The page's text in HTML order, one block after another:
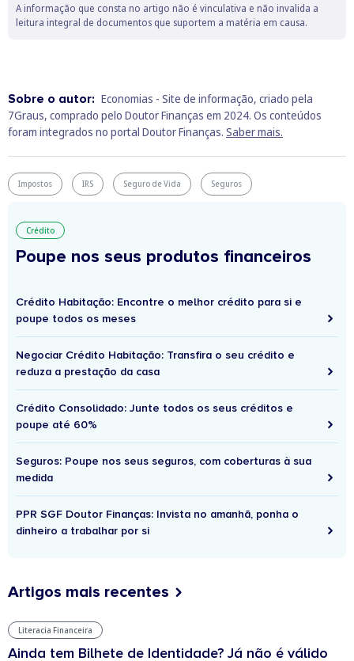
A informação que consta no artigo não é vinculativa e não invalida a
leitura integral de documentos que suportem a matéria em causa.
Sobre o autor: Economias - Site de informação, criado pela
7Graus, comprado pelo Doutor Finanças em 2024. Os conteúdos
foram integrados no portal Doutor Finanças. Saber mais.
Impostos IRS Seguro de Vida Seguros
Crédito
Poupe nos seus produtos financeiros
Crédito Habitação: Encontre o melhor crédito para si e
poupe todos os meses
Negociar Crédito Habitação: Transfira o seu crédito e
reduza a prestação da casa
Crédito Consolidado: Junte todos os seus créditos e
poupe até 60%
Seguros: Poupe nos seus seguros, com coberturas à sua
medida
PPR SGF Doutor Finanças: Invista no amanhã, ponha o
dinheiro a trabalhar por si
Artigos mais recentes
Literacia Financeira
Ainda tem Bilhete de Identidade? Já não é válido